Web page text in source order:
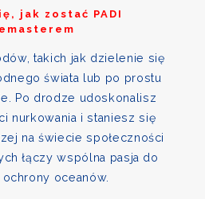
jak zostać PADI
takich jak dzielenie się
świata lub po prostu
Po drodze udoskonalisz
nurkowania i staniesz się
na świecie społeczności
łączy wspólna pasja do
oceanów.